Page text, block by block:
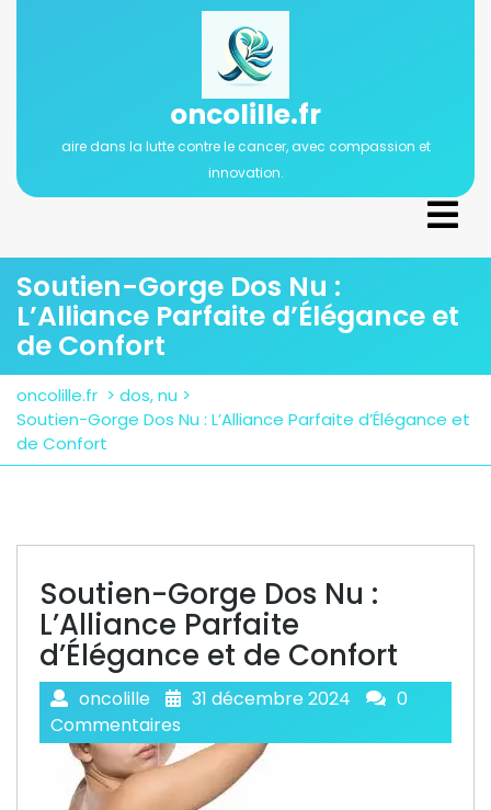
oncolille.fr
aire dans la lutte contre le cancer, avec compassion et
innovation.
Soutien-Gorge Dos Nu :
L’Alliance Parfaite d’Élégance et
de Confort
oncolille.fr > dos,nu >
Soutien-Gorge Dos Nu : L’Alliance Parfaite d’Élégance et
de Confort
Soutien-Gorge Dos Nu :
L’Alliance Parfaite
d’Élégance et de Confort
oncolille 31 décembre 2024
0
Commentaires